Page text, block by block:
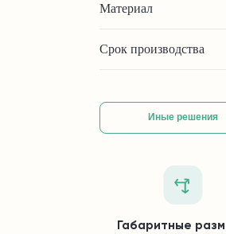
Материал
Срок производства
Иные решения
Габаритные